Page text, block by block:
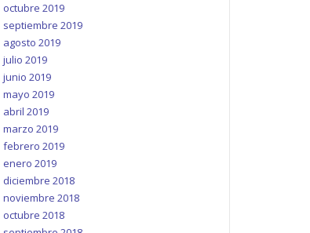
octubre 2019
septiembre 2019
agosto 2019
julio 2019
junio 2019
mayo 2019
abril 2019
marzo 2019
febrero 2019
enero 2019
diciembre 2018
noviembre 2018
octubre 2018